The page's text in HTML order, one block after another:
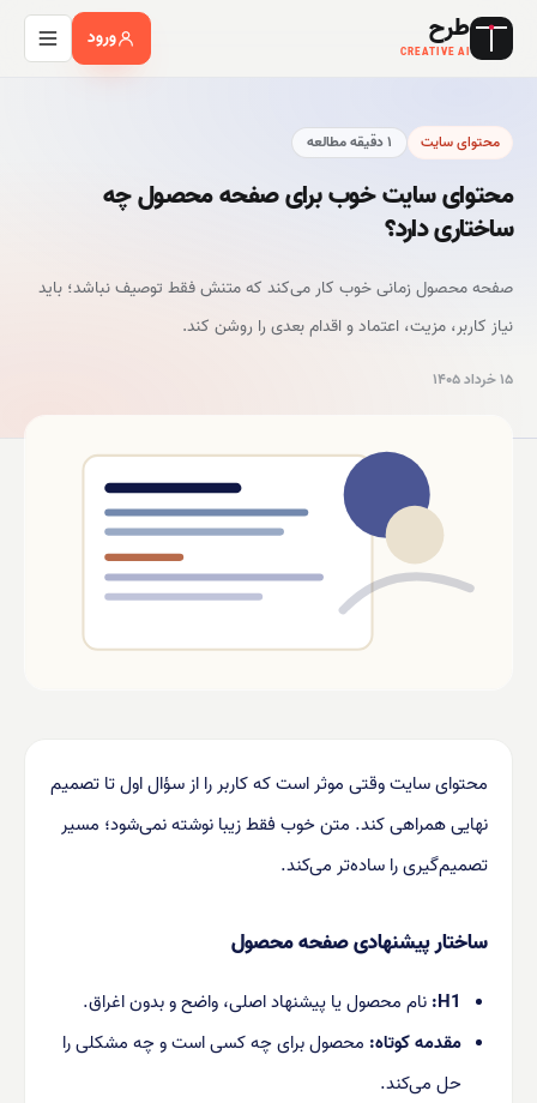
طرح
CREATIVE AI
ورود
محتوای سایت ۱دقیقه مطالعه
محتوای سایت خوب برای صفحه محصول چه
ساختاری دارد؟
صفحه محصول زمانی خوب کار می‌کند که متنش فقط توصیف نباشد؛ باید
نیاز کاربر، مزیت، اعتماد و اقدام بعدی را روشن کند.
۱۵ خرداد ۱۴۰۵
محتوای سایت وقتی موثر است که کاربر را از سؤال اول تا تصمیم
نهایی همراهی کند. متن خوب فقط زیبا نوشته نمی‌شود؛ مسیر
تصمیم‌گیری را ساده‌تر می‌کند.
ساختار پیشنهادی صفحه محصول
H1: نام محصول یا پیشنهاد اصلی، واضح و بدون اغراق.
مقدمه کوتاه: محصول برای چه کسی است و چه مشکلی را
حل می‌کند.